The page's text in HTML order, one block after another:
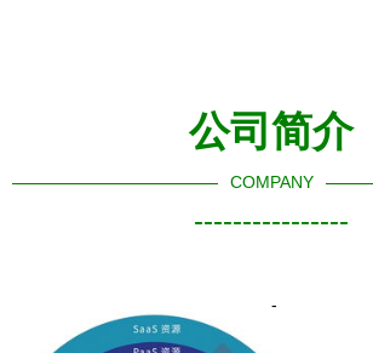
公司简介
COMPANY
----------------
-